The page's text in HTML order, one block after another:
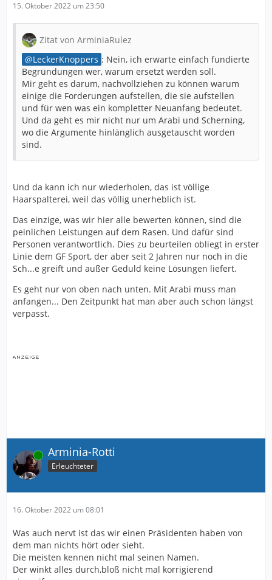
15. Oktober 2022 um 23:50
Zitat von ArminiaRulez
LeckerKnoppers : Nein, ich erwarte einfach fundierte
Begründungen wer, warum ersetzt werden soll.
Mir geht es darum, nachvollziehen zu können warum
einige die Forderungen aufstellen, die sie aufstellen
und für wen was ein kompletter Neuanfang bedeutet.
Und da geht es mir nicht nur um Arabi und Scherning,
wo die Argumente hinlänglich ausgetauscht worden
sind.
Und da kann ich nur wiederholen, das ist völlige
Haarspalterei, weil das völlig unerheblich ist.
Das einzige, was wir hier alle bewerten können, sind die
peinlichen Leistungen auf dem Rasen. Und dafür sind
Personen verantwortlich. Dies zu beurteilen obliegt in erster
Linie dem GF Sport, der aber seit 2 Jahren nur noch in die
Sch...e greift und außer Geduld keine Lösungen liefert.
Es geht nur von oben nach unten. Mit Arabi muss man
anfangen... Den Zeitpunkt hat man aber auch schon längst
verpasst.
Online Arminia-Rotti
Erleuchteter
16. Oktober 2022 um 08:01
Was auch nervt ist das wir einen Präsidenten haben von
dem man nichts hört oder sieht.
Die meisten kennen nicht mal seinen Namen.
Der winkt alles durch,bloß nicht mal korrigierend